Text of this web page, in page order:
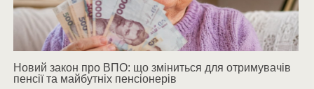
Новий закон про ВПО: що зміниться для отримувачів
пенсії та майбутніх пенсіонерів